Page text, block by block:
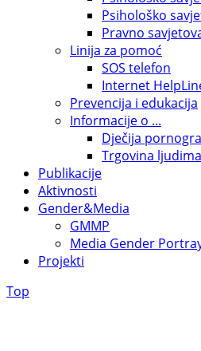
Psihološko
Pravno
Linija za pomoć
SOS telefon
Internet
Prevencija i edukacija
Informacije o ...
Dječija
Trgovina ljudima
Publikacije
Aktivnosti
Gender&Media
GMMP
Media Gender
Projekti
Top